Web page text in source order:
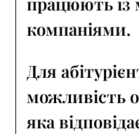
компаніями.
Для
можливість
яка